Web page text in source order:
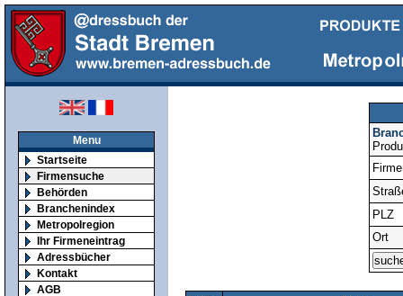
Menu
Startseite
Firmensuche
Behörden
Branchenindex
Metropolregion
Ihr Firmeneintrag
Adressbücher
Kontakt
AGB
PLZ
Ort